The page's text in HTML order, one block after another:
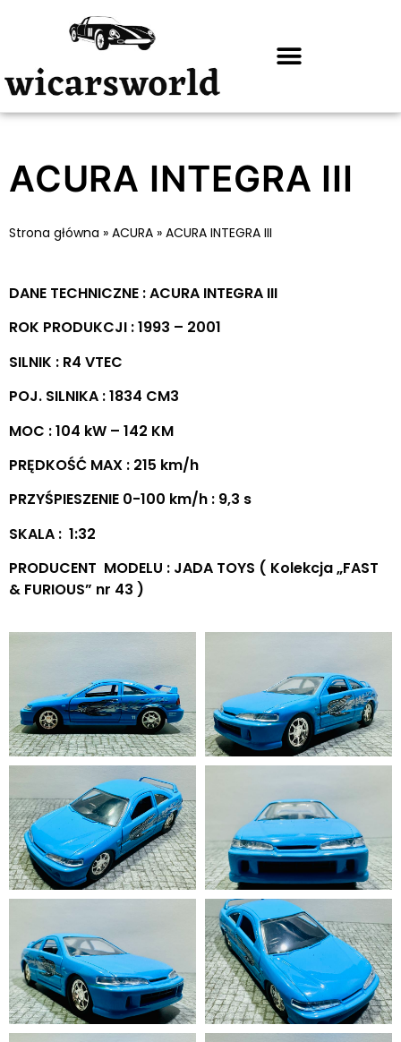
ACURA INTEGRA III
Strona główna » ACURA » ACURA INTEGRA III
DANE TECHNICZNE : ACURA INTEGRA III
ROK PRODUKCJI : 1993 – 2001
SILNIK : R4 VTEC
POJ. SILNIKA : 1834 CM3
MOC : 104 kW – 142 KM
PRĘDKOŚĆ MAX : 215 km/h
PRZYŚPIESZENIE 0-100 km/h : 9,3 s
SKALA : 1:32
PRODUCENT MODELU : JADA TOYS ( Kolekcja „FAST
& FURIOUS” nr 43 )